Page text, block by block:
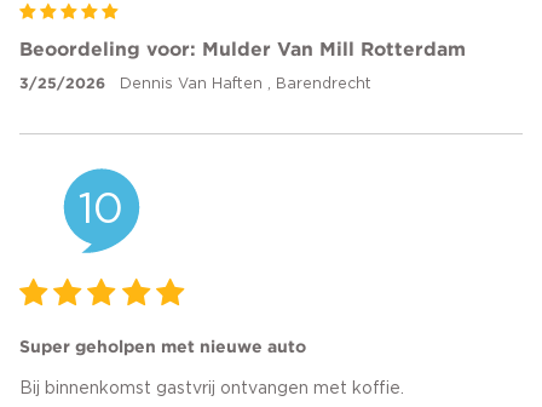
Beoordeling voor: Mulder Van Mill Rotterdam
3/25/2026 Dennis Van Haften , Barendrecht
10
Super geholpen met nieuwe auto
Bij binnenkomst gastvrij ontvangen met koffie.